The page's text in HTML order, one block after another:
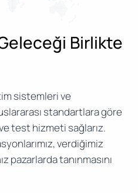
Birlikte
sistemleri ve
standartlara göre
test hizmeti sağlarız.
verdiğimiz
pazarlarda tanınmasını